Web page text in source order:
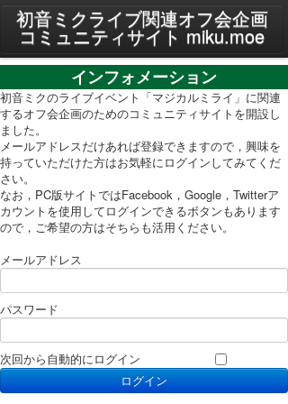
MENU
プライバシーポリシー
利用規約
PC表示に切り替え
初音ミクライブ関連オフ会企画
コミュニティサイト miku.moe
インフォメーション
初音ミクのライブイベント「マジカルミライ」に関連
するオフ会企画のためのコミュニティサイトを開設し
ました。
メールアドレスだけあれば登録できますので，興味を
持っていただけた方はお気軽にログインしてみてくだ
さい。
なお，PC版サイトではFacebook，Google，Twitterア
カウントを使用してログインできるボタンもあります
ので，ご希望の方はそちらも活用ください。
メールアドレス
パスワード
次回から自動的にログイン